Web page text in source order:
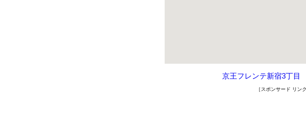
京王フレンテ新宿3丁目
［スポンサード リンク